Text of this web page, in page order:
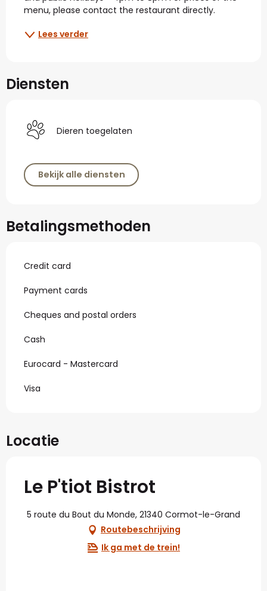
menu, please contact the restaurant directly.
Lees verder
Diensten
Dieren toegelaten
Bekijk alle diensten
Betalingsmethoden
Credit card
Payment cards
Cheques and postal orders
Cash
Eurocard - Mastercard
Visa
Locatie
Le P'tiot Bistrot
5 route du Bout du Monde, 21340 Cormot-le-Grand
Routebeschrijving
Ik ga met de trein!